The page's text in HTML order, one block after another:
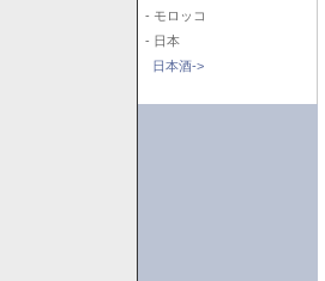
- モロッコ
- 日本
日本酒->